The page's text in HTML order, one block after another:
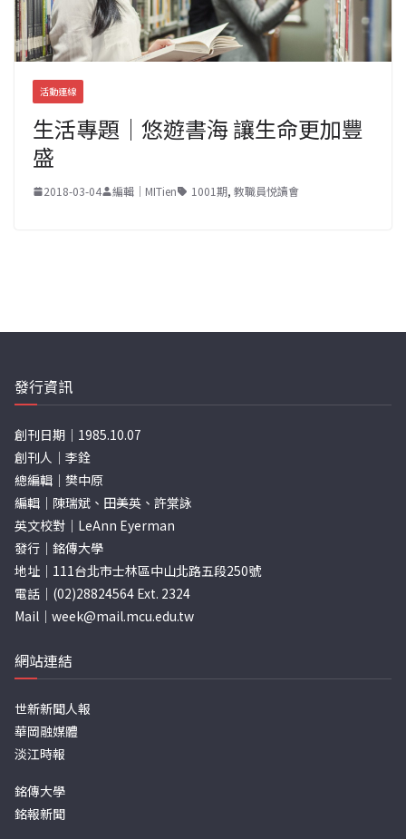
活動連線
生活專題｜悠遊書海 讓生命更加豐
盛
2018-03-04 編輯｜MITien 1001期, 教職員悦讀會
發行資訊
創刊日期｜1985.10.07
創刊人｜李銓
總編輯｜樊中原
編輯｜陳瑞斌、田美英、許棠詠
英文校對｜LeAnn Eyerman
發行｜銘傳大學
地址｜111台北市士林區中山北路五段250號
電話｜(02)28824564 Ext. 2324
Mail｜ week@mail.mcu.edu.tw
網站連結
世新新聞人報
華岡融媒體
淡江時報
銘傳大學
銘報新聞